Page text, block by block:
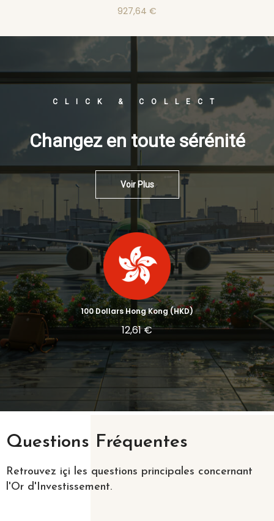
927,64 €
CLICK & COLLECT
Changez en toute sérénité
Voir Plus
100 Dollars Hong Kong (HKD)
12,61 €
Questions Fréquentes
Retrouvez içi les questions principales concernant
l'Or d'Investissement.